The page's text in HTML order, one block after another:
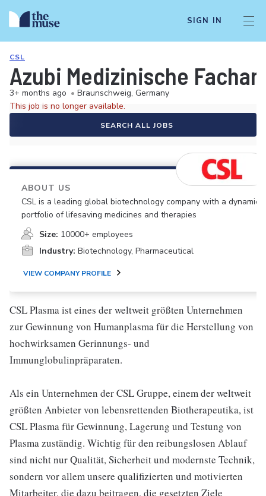
SIGN IN
CSL
Azubi Medizinische
3+ months ago • Braunschweig, Germany
This job is no longer available.
SEARCH ALL JOBS
ABOUT US
CSL is a leading global biotechnology company with a dynamic
portfolio of lifesaving medicines and therapies
Size: 10000+ employees
Industry: Biotechnology, Pharmaceutical
VIEW COMPANY PROFILE
CSL Plasma ist eines der weltweit größten Unternehmen
zur Gewinnung von Humanplasma für die Herstellung von
hochwirksamen Gerinnungs- und
Immunglobulinpräparaten.
Als ein Unternehmen der CSL Gruppe, einem der weltweit
größten Anbieter von lebensrettenden Biotherapeutika, ist
CSL Plasma für Gewinnung, Lagerung und Testung von
Plasma zuständig. Wichtig für den reibungslosen Ablauf
sind nicht nur Qualität, Sicherheit und modernste Technik,
sondern vor allem unsere qualifizierten und motivierten
Mitarbeiter, die dazu beitragen, die gesetzten Ziele